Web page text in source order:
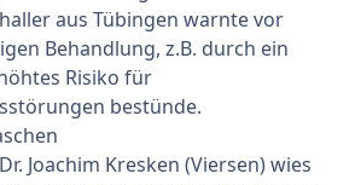
aus Tübingen warnte vor
Behandlung, z.B. durch ein
Risiko für
bestünde.
Joachim Kresken (Viersen) wies